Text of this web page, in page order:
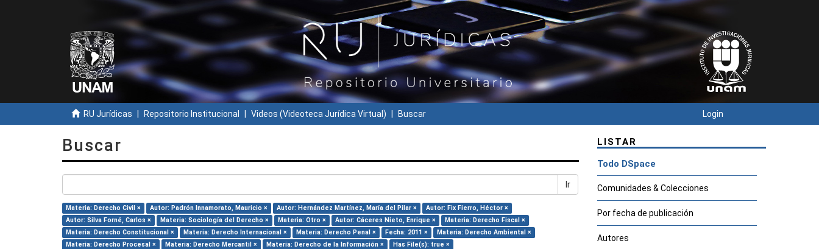
RU Jurídicas Repositorio Institucional Videos (Videoteca Jurídica Virtual) Buscar Login
Buscar
Ir
Materia: Derecho Civil × Autor: Padrón Innamorato, Mauricio × Autor: Hernández Martínez, María del Pilar ×
Autor: Fix Fierro, Héctor ×
Autor: Silva Forné, Carlos ×
Materia: Sociología del Derecho × Materia: Otro × Autor: Cáceres Nieto, Enrique ×
Materia: Derecho Fiscal ×
Materia: Derecho Constitucional ×
Materia: Derecho Internacional × Materia: Derecho Penal × Fecha: 2011 ×
Materia: Derecho Ambiental ×
Materia: Derecho Procesal ×
Materia: Derecho Mercantil × Materia: Derecho de la Información × Has File(s): true ×
LISTAR
Todo DSpace
Comunidades & Colecciones
Por fecha de publicación
Autores